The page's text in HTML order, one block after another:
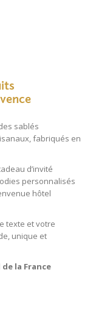
sablés
fabriqués en
d’invité
personnalisés
hôtel
texte et votre
unique et
la France